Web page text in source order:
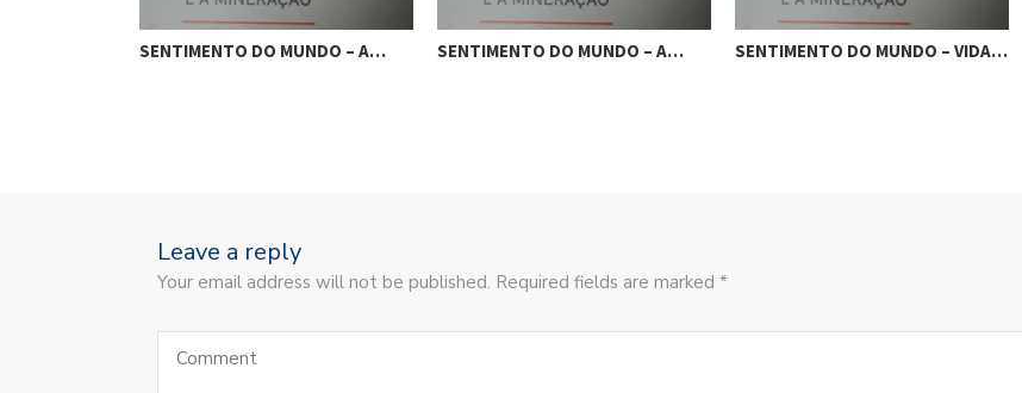
SENTIMENTO DO MUNDO – A… SENTIMENTO DO MUNDO – A… SENTIMENTO DO MUNDO – VIDA…
Leave a reply
Your email address will not be published. Required fields are marked *